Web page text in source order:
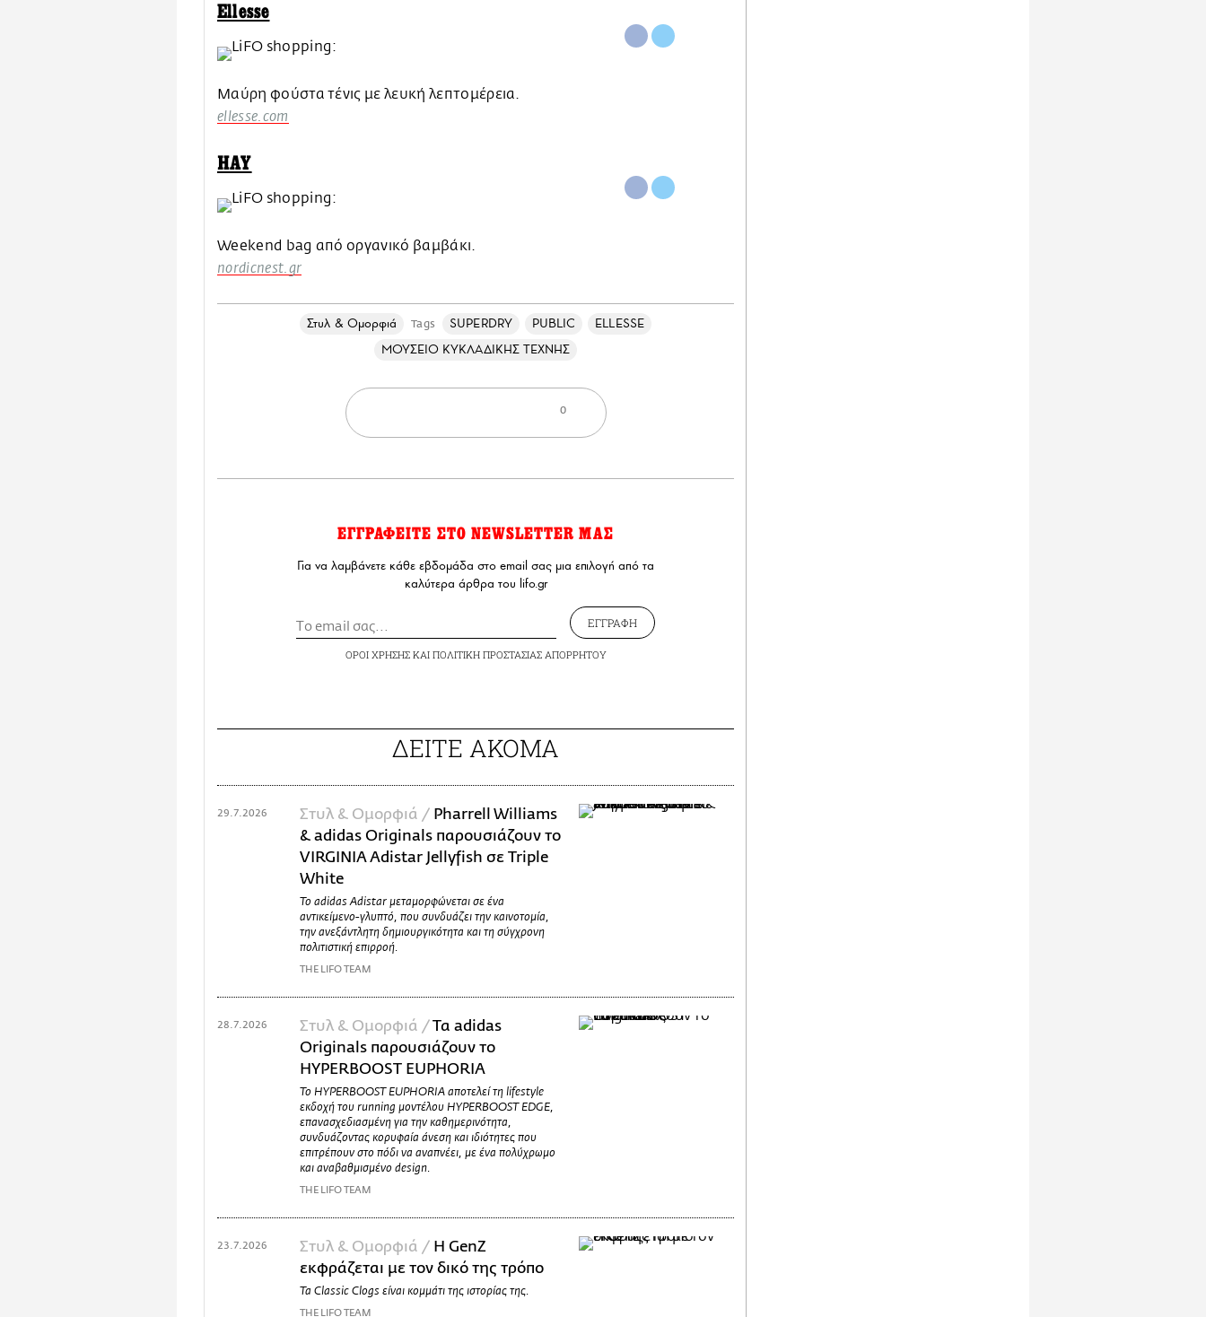
Ellesse
Μαύρη φούστα τένις με λευκή λεπτομέρεια.
ellesse.com
HAY
Weekend bag από οργανικό βαμβάκι.
nordicnest.gr
Στυλ & Ομορφιά Tags SUPERDRY PUBLIC
ELLESSE
ΜΟΥΣΕΙΟ ΚΥΚΛΑΔΙΚΗΣ ΤΕΧΝΗΣ
0
ΕΓΓΡΑΦΕΙΤΕ ΣΤΟ NEWSLETTER ΜΑΣ
Για να λαμβάνετε κάθε εβδομάδα στο email σας μια επιλογή από τα
καλύτερα άρθρα του lifo.gr
ΕΓΓΡΑΦΗ
ΟΡΟΙ ΧΡΗΣΗΣΚΑΙ ΠΟΛΙΤΙΚΗ ΠΡΟΣΤΑΣΙΑΣ ΑΠΟΡΡΗΤΟΥ
ΔΕΙΤΕ ΑΚΟΜΑ
Στυλ & Ομορφιά / Pharrell Williams
& adidas Originals παρουσιάζουν το
VIRGINIA Adistar Jellyfish σε Triple
White
Το adidas Adistar μεταμορφώνεται σε ένα
αντικείμενο-γλυπτό, που συνδυάζει την καινοτομία,
την ανεξάντλητη δημιουργικότητα και τη σύγχρονη
πολιτιστική επιρροή.
THE LIFO TEAM
29.7.2026
Στυλ & Ομορφιά /Τα adidas
Originals παρουσιάζουν το
HYPERBOOST EUPHORIA
Το HYPERBOOST EUPHORIA αποτελεί τη lifestyle
εκδοχή του running μοντέλου HYPERBOOST EDGE,
επανασχεδιασμένη για την καθημερινότητα,
συνδυάζοντας κορυφαία άνεση και ιδιότητες που
επιτρέπουν στο πόδι να αναπνέει, με ένα πολύχρωμο
και αναβαθμισμένο design.
THE LIFO TEAM
28.7.2026
Στυλ & Ομορφιά / H GenZ
εκφράζεται με τον δικό της τρόπο
Τα Classic Clogs είναι κομμάτι της ιστορίας της.
THE LIFO TEAM
23.7.2026